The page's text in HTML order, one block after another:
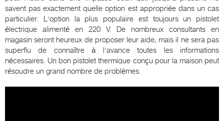
savent pas exactement quelle option est appropriée dans un cas
particulier. L'option la plus populaire est toujours un pistolet
électrique alimenté en 220 V. De nombreux consultants en
magasin seront heureux de proposer leur aide, mais il ne sera pas
superflu de connaître à l'avance toutes les informations
nécessaires. Un bon pistolet thermique conçu pour la maison peut
résoudre un grand nombre de problèmes.